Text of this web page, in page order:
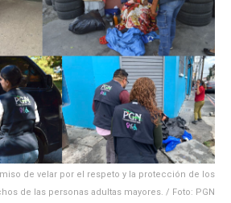
de velar por el respeto y la protección de los
de las personas adultas mayores. / Foto: PGN